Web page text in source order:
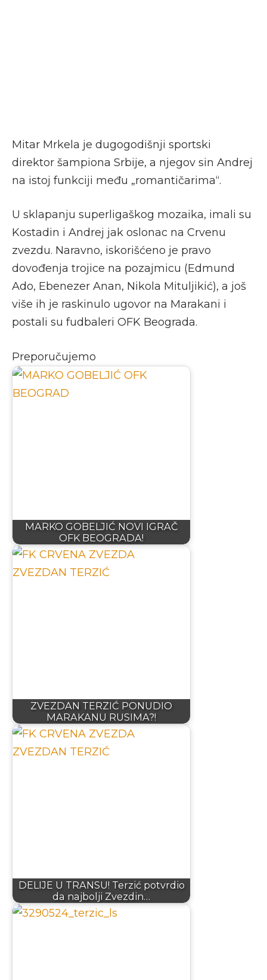
Mitar Mrkela je dugogodišnji sportski
direktor šampiona Srbije, a njegov sin Andrej
na istoj funkciji među „romantičarima“.
U sklapanju superligaškog mozaika, imali su
Kostadin i Andrej jak oslonac na Crvenu
zvezdu. Naravno, iskorišćeno je pravo
dovođenja trojice na pozajmicu (Edmund
Ado, Ebenezer Anan, Nikola Mituljikić), a još
više ih je raskinulo ugovor na Marakani i
postali su fudbaleri OFK Beograda.
Preporučujemo
MARKO GOBELJIĆ NOVI IGRAČ
OFK BEOGRADA!
ZVEZDAN TERZIĆ PONUDIO
MARAKANU RUSIMA?!
DELIJE U TRANSU! Terzić potvrdio
da najbolji Zvezdin…